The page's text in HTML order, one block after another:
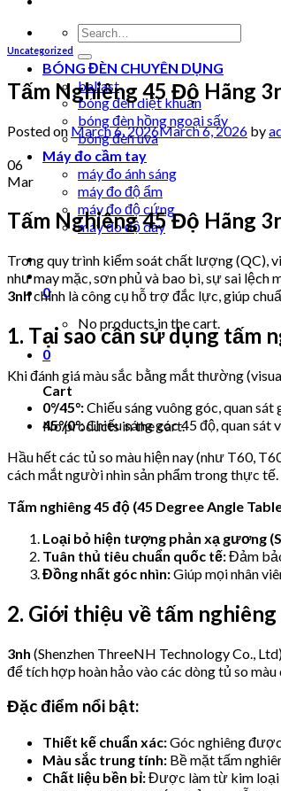
Search
for:
BÓNG ĐÈN CHUYÊN DỤNG
ballast
bóng đèn diệt khuẩn
bóng đèn hồng ngoại sấy
bóng đèn uva
Máy đo cầm tay
máy đo ánh sáng
máy đo độ ẩm
máy đo độ cứng
máy đo độ dày
0
No products in the cart.
0
Cart
No products in the cart.
Uncategorized
Tấm Nghiêng 45 Độ Hãng
Posted on March 6, 2026March 6, 2026 by
06
Mar
Tấm Nghiêng 45 Độ Hãng
Trong quy trình kiểm soát chất lượng (QC),
như may mặc, sơn phủ và bao bì, sự sai lệch
3nhchính là công cụ hỗ trợ đắc lực, giúp
1. Tại sao cần sử dụng tấm
Khi đánh giá màu sắc bằng mắt thường
0°/45°:Chiếu sáng vuông góc, quan sát
45°/0°:Chiếu sáng góc 45 độ, quan sát
Hầu hết các tủ so màu hiện nay (như T60,
cách mắt người nhìn sản phẩm trong thực tế.
Tấm nghiêng 45 độ (45 Degree Angle
Loại bỏ hiện tượng phản xạ gương
Tuân thủ tiêu chuẩn quốc tế:Đảm
Đồng nhất góc nhìn:Giúp mọi nhân
2. Giới thiệu về tấm
3nh (Shenzhen ThreeNH Technology Co.,
để tích hợp hoàn hảo vào các dòng tủ so
Đặc điểm nổi bật:
Thiết kế chuẩn xác:Góc nghiêng
Màu sắc trung tính: Bề mặt tấm
Chất liệu bền bỉ:Được làm từ kim loại